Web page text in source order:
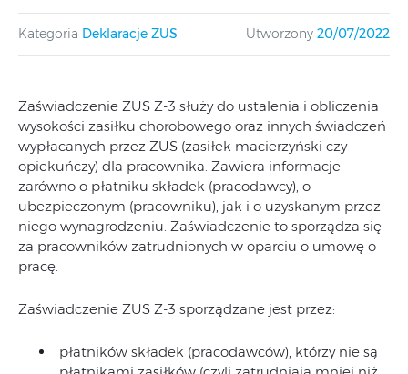
Kategoria Deklaracje ZUS Utworzony 20/07/2022
Zaświadczenie ZUS Z-3 służy do ustalenia i obliczenia
wysokości zasiłku chorobowego oraz innych świadczeń
wypłacanych przez ZUS (zasiłek macierzyński czy
opiekuńczy) dla pracownika. Zawiera informacje
zarówno o płatniku składek (pracodawcy), o
ubezpieczonym (pracowniku), jak i o uzyskanym przez
niego wynagrodzeniu. Zaświadczenie to sporządza się
za pracowników zatrudnionych w oparciu o umowę o
pracę.
Zaświadczenie ZUS Z-3 sporządzane jest przez:
płatników składek (pracodawców), którzy nie są